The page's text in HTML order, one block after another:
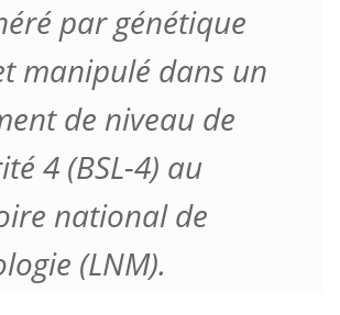
par génétique
manipulé dans un
de niveau de
4 (BSL-4) au
national de
(LNM).